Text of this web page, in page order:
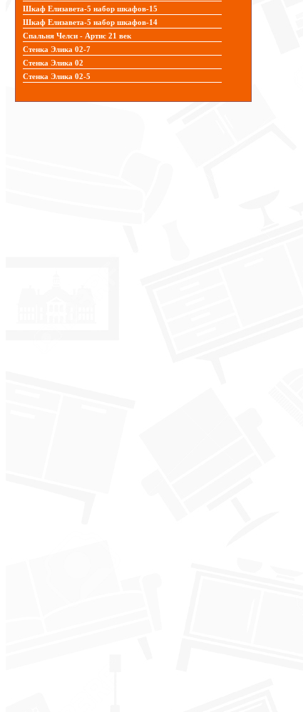
Шкаф Елизавета-5 набор шкафов-15
Шкаф Елизавета-5 набор шкафов-14
Спальня Челси - Артис 21 век
Стенка Элика 02-7
Стенка Элика 02
Стенка Элика 02-5